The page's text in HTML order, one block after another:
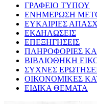
ΓΡΑΦΕΙΟ ΤΥΠΟΥ
ΕΝΗΜΕΡΩΣΗ
ΕΥΚΑΙΡΙΕΣ
ΕΚΔΗΛΩΣΕΙΣ
ΕΠΕΞΗΓΗΣΕΙΣ
ΠΛΗΡΟΦΟΡΙΕΣ
ΒΙΒΛΙΟΘΗΚΗ
ΣΥΧΝΕΣ
ΟΙΚΟΝΟΜΙΚΕΣ
ΕΙΔΙΚΑ ΘΕΜΑΤΑ